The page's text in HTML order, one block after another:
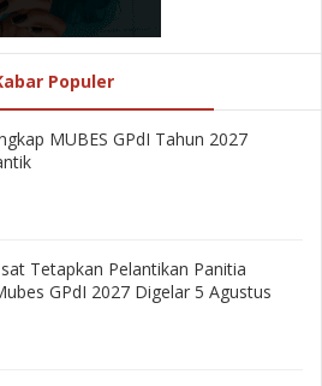
Populer
MUBES GPdI Tahun 2027
Tetapkan Pelantikan Panitia
GPdI 2027 Digelar 5 Agustus